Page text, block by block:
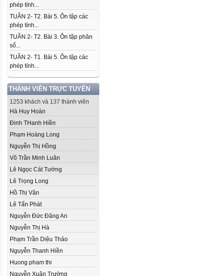
phép tính...
TUẦN 2- T2. Bài 5. Ôn tập các
phép tính...
TUẦN 2- T2. Bài 3. Ôn tập phân
số...
TUẦN 2- T1. Bài 5. Ôn tập các
phép tính...
THÀNH VIÊN TRỰC TUYẾN
1253 khách và 137 thành viên
Hà Huy Hoàn
Đinh THanh Hiền
Phạm Hoàng Long
Nguyễn Thị Hồng
Võ Trần Minh Luân
Lê Ngọc Cát Tường
Lê Trọng Long
Hồ Thị Vân
Lê Tấn Phát
Nguyễn Đức Đăng An
Nguyễn Thị Hà
Phạm Trần Diệu Thảo
Nguyễn Thanh Hiền
Huong pham thi
Nguyễn Xuân Trường